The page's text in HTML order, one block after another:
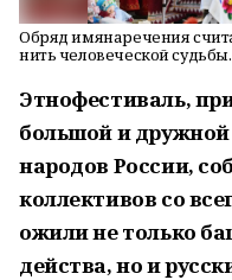
Обряд имянаречения
нить человеческой судьбы.
Этнофестиваль,
большой и дружной
народов России,
коллективов со
ожили не только
действа, но и